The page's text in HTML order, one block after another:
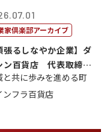
家倶楽部アーカイブ
張るしなやか企業】ダ
ン百貨店 代表取締役
西山 ...
と共に歩みを進める町
ンフラ百貨店